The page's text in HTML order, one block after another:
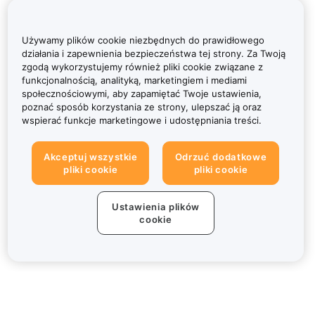
Używamy plików cookie niezbędnych do prawidłowego
działania i zapewnienia bezpieczeństwa tej strony. Za Twoją
zgodą wykorzystujemy również pliki cookie związane z
funkcjonalnością, analityką, marketingiem i mediami
społecznościowymi, aby zapamiętać Twoje ustawienia,
poznać sposób korzystania ze strony, ulepszać ją oraz
wspierać funkcje marketingowe i udostępniania treści.
Akceptuj wszystkie
pliki cookie
Odrzuć dodatkowe
pliki cookie
Ustawienia plików
cookie